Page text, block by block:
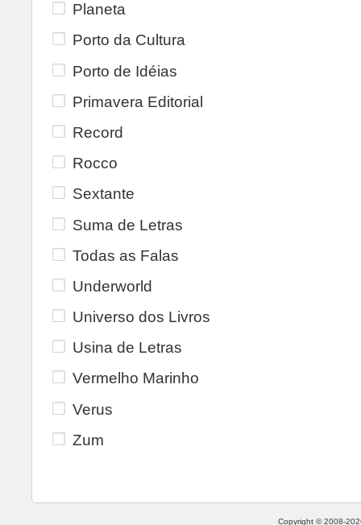
Planeta
Porto da Cultura
Porto de Idéias
Primavera Editorial
Record
Rocco
Sextante
Suma de Letras
Todas as Falas
Underworld
Universo dos Livros
Usina de Letras
Vermelho Marinho
Verus
Zum
Copyright © 2008-